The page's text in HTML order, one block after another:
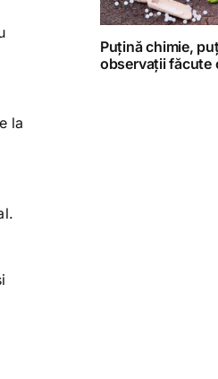
la
Puțină chimie,
observații făcute